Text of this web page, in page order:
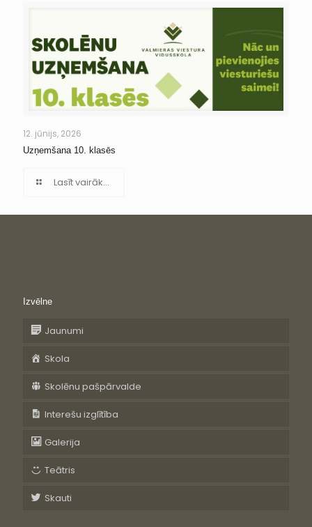
12. jūnijs, 2026
Uzņemšana 10. klasēs
Lasīt vairāk...
Izvēlne
Jaunumi
Skola
Skolēnu pašpārvalde
Interešu izglītība
Galerija
Teātris
Skauti